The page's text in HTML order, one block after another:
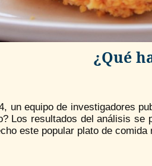
¿Qué
un equipo de investigadores
Los resultados del análisis se
este popular plato de comida